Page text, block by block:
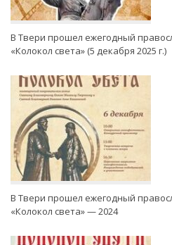
В Твери прошел ежегодный
«Колокол света» (5 декабря 2025 г.)
В Твери прошел ежегодный
«Колокол света» — 2024